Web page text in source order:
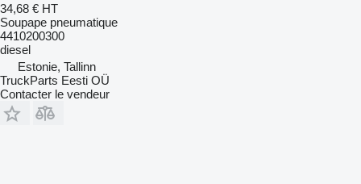
34,68 € HT
Soupape pneumatique
4410200300
diesel
Estonie, Tallinn
TruckParts Eesti OÜ
Contacter le vendeur